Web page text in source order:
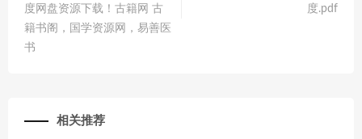
度网盘资源下载！古籍网 古
籍书阁，国学资源网，易善医
书
度.pdf
相关推荐